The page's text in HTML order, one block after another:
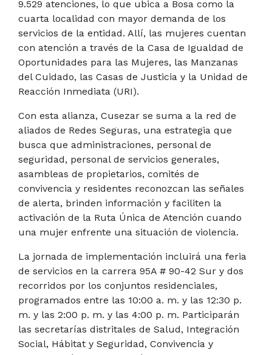
9.529 atenciones, lo que ubica a Bosa como la
cuarta localidad con mayor demanda de los
servicios de la entidad. Allí, las mujeres cuentan
con atención a través de la Casa de Igualdad de
Oportunidades para las Mujeres, las Manzanas
del Cuidado, las Casas de Justicia y la Unidad de
Reacción Inmediata (URI).
Con esta alianza, Cusezar se suma a la red de
aliados de Redes Seguras, una estrategia que
busca que administraciones, personal de
seguridad, personal de servicios generales,
asambleas de propietarios, comités de
convivencia y residentes reconozcan las señales
de alerta, brinden información y faciliten la
activación de la Ruta Única de Atención cuando
una mujer enfrente una situación de violencia.
La jornada de implementación incluirá una feria
de servicios en la carrera 95A # 90-42 Sur y dos
recorridos por los conjuntos residenciales,
programados entre las 10:00 a. m. y las 12:30 p.
m. y las 2:00 p. m. y las 4:00 p. m. Participarán
las secretarías distritales de Salud, Integración
Social, Hábitat y Seguridad, Convivencia y